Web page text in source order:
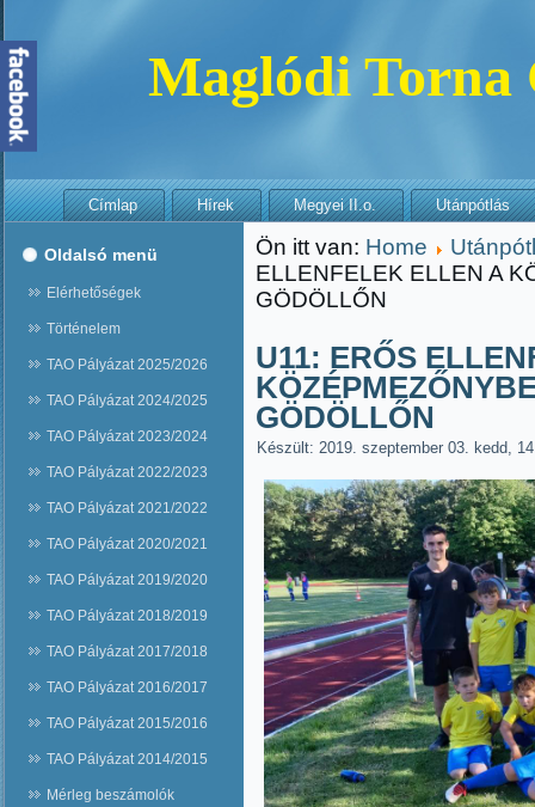
Maglódi Torna
Címlap Hírek Megyei II.o. Utánpótlás
Oldalsó menü
Elérhetőségek
Történelem
TAO Pályázat 2025/2026
TAO Pályázat 2024/2025
TAO Pályázat 2023/2024
TAO Pályázat 2022/2023
TAO Pályázat 2021/2022
TAO Pályázat 2020/2021
TAO Pályázat 2019/2020
TAO Pályázat 2018/2019
TAO Pályázat 2017/2018
TAO Pályázat 2016/2017
TAO Pályázat 2015/2016
TAO Pályázat 2014/2015
Mérleg beszámolók
Ön itt van: Home
ELLENFELEK ELLEN A
GÖDÖLLŐN
U11: ERŐS
GÖDÖLLŐN
Készült: 2019. szeptember 03. kedd,